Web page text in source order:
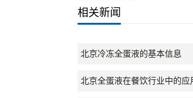
相关新闻
北京冷冻全蛋液的基本信息
北京全蛋液在餐饮行业中的应